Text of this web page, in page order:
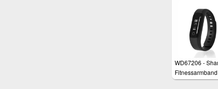
WD67206 -
Fitnessarmband
Pulsuhr,